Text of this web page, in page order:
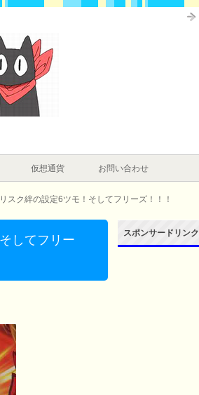
仮想通貨 お問い合わせ
スク絆の設定6ツモ！そしてフリーズ！！！
してフリー
スポンサードリンク